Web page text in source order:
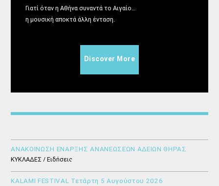
Γιατί όταν η Αθήνα συναντά το Αιγαίο…
η μουσική αποκτά άλλη ένταση.
Discover More
ΑΝΑΚΟΙΝΩΣΗ ΕΝΑΡΞΗΣ ΑΝΑΝΕΩΣΕΩΝ ΑΔΕΙΩΝ ΘΗΡΑΣ
ΚΥΚΛΑΔΕΣ / Ειδήσεις
KALAMI FESTIVAL Τετάρτη 5 Αυγούστου 2026